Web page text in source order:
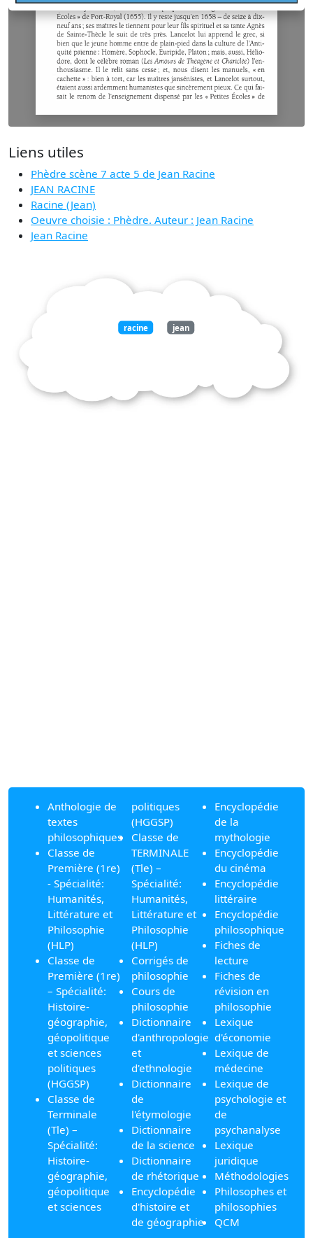
Liens utiles
Phèdre scène 7 acte 5 de Jean Racine
JEAN RACINE
Racine (Jean)
Oeuvre choisie : Phèdre. Auteur : Jean Racine
Jean Racine
racine jean
Anthologie de
textes
philosophiques
Classe de
Première (1re)
- Spécialité:
Humanités,
Littérature et
Philosophie
(HLP)
Classe de
Première (1re)
– Spécialité:
Histoire-
géographie,
géopolitique
et sciences
politiques
(HGGSP)
Classe de
Terminale
(Tle) –
Spécialité:
Histoire-
géographie,
géopolitique
et sciences
politiques
(HGGSP)
Classe de
TERMINALE
(Tle) –
Spécialité:
Humanités,
Littérature et
Philosophie
(HLP)
Corrigés de
philosophie
Cours de
philosophie
Dictionnaire
d'anthropologie
et
d'ethnologie
Dictionnaire
de
l'étymologie
Dictionnaire
de la science
Dictionnaire
de rhétorique
Encyclopédie
d'histoire et
de géographie
Encyclopédie
de la
mythologie
Encyclopédie
du cinéma
Encyclopédie
littéraire
Encyclopédie
philosophique
Fiches de
lecture
Fiches de
révision en
philosophie
Lexique
d'économie
Lexique de
médecine
Lexique de
psychologie et
de
psychanalyse
Lexique
juridique
Méthodologies
Philosophes et
philosophies
QCM